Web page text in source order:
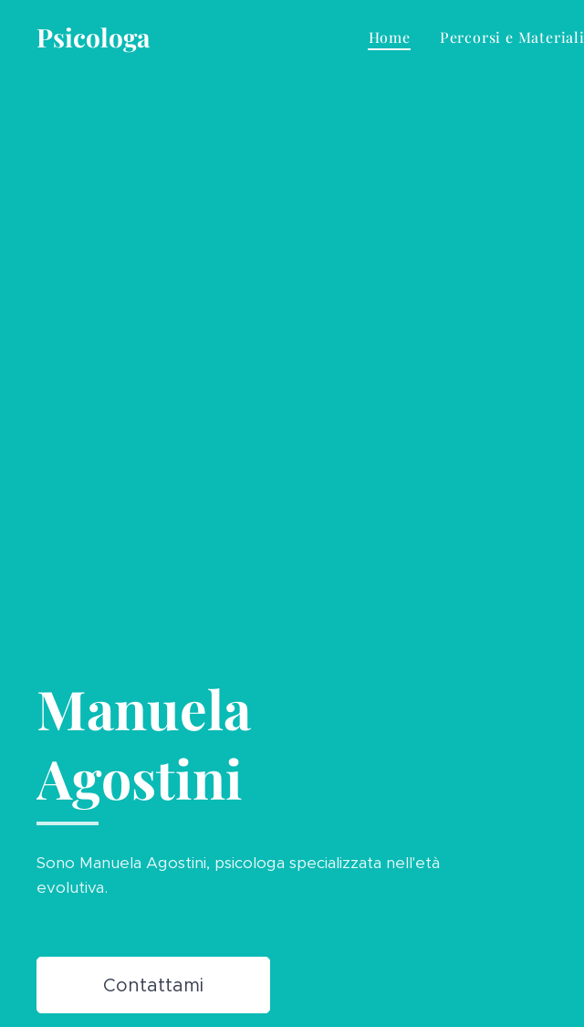
Psicologa Home Percorsi e Materiali
Manuela
Agostini
Sono Manuela Agostini, psicologa ​specializzata nell'età
evolutiva.
Contattami